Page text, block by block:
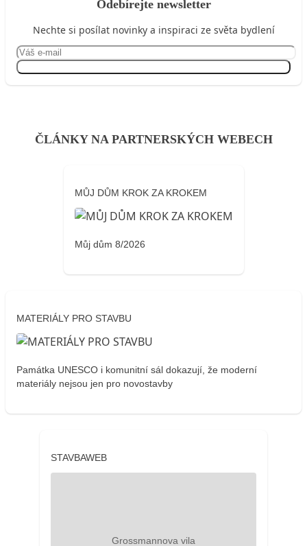
Odebírejte newsletter
Nechte si posílat novinky a inspiraci ze světa bydlení
ČLÁNKY NA PARTNERSKÝCH WEBECH
MŮJ DŮM KROK ZA KROKEM
Můj dům 8/2026
MATERIÁLY PRO STAVBU
Památka UNESCO i komunitní sál dokazují, že moderní
materiály nejsou jen pro novostavby
STAVBAWEB